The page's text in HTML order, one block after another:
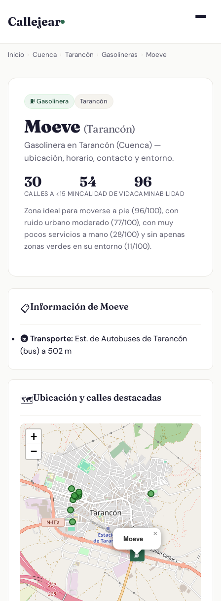
Callejear
Inicio Cuenca Tarancón Gasolineras Moeve
⛽ Gasolinera Tarancón
Moeve (Tarancón)
Gasolinera en Tarancón (Cuenca) —
ubicación, horario, contacto y entorno.
30
CALLES A <15 MIN
54
CALIDAD DE VIDA
96
CAMINABILIDAD
Zona ideal para moverse a pie (96/100), con
ruido urbano moderado (77/100), con muy
pocos servicios a mano (28/100) y sin apenas
zonas verdes en su entorno (11/100).
📋Información de Moeve
🚇 Transporte: Est. de Autobuses de Tarancón
(bus) a 502 m
🗺️Ubicación y calles destacadas
⛽
Moeve
×
+
−